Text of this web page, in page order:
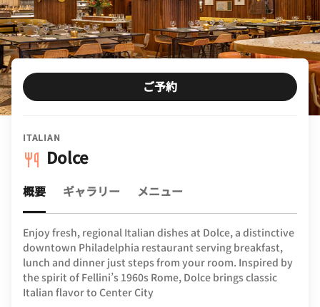
ITALIAN
Dolce
ご予約
概要 ギャラリー メニュー
Enjoy fresh, regional Italian dishes at Dolce, a distinctive
downtown Philadelphia restaurant serving breakfast,
lunch and dinner just steps from your room. Inspired by
the spirit of Fellini’s 1960s Rome, Dolce brings classic
Italian flavor to Center City